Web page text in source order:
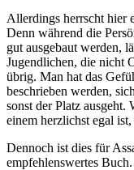
Allerdings herrscht hier
Denn während die
gut ausgebaut werden,
Jugendlichen, die nicht
übrig. Man hat das
beschrieben werden,
sonst der Platz ausgeht.
einem herzlichst egal
Dennoch ist dies für
empfehlenswertes Buch.